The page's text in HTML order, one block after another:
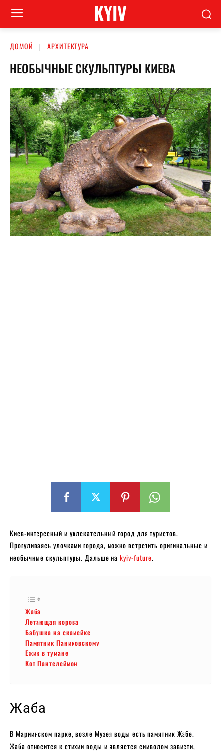
KYIV
ДОМОЙ АРХИТЕКТУРА
НЕОБЫЧНЫЕ СКУЛЬПТУРЫ КИЕВА
Киев-интересный и увлекательный город для туристов.
Прогуливаясь улочками города, можно встретить оригинальные и
необычные скульптуры. Дальше на kyiv-future.
Жаба
Летающая корова
Бабушка на скамейке
Памятник Паниковскому
Ежик в тумане
Кот Пантелеймон
Жаба
В Мариинском парке, возле Музея воды есть памятник Жабе.
Жаба относится к стихии воды и является символом зависти,